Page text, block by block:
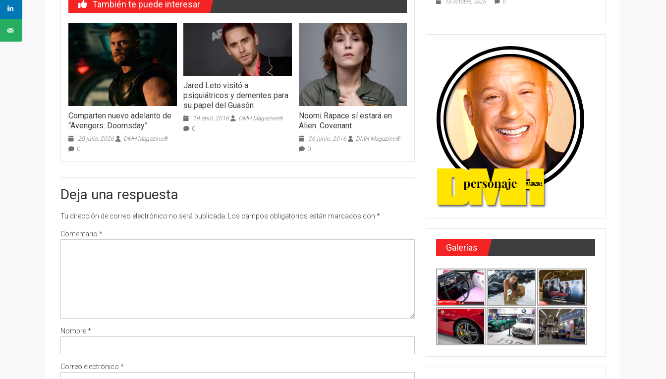
También te puede interesar
Comparten nuevo adelanto de
“Avengers: Doomsday”
20 julio, 2026
DMH Magazine®
0
Jared Leto visitó a
psiquiátricos y dementes para
su papel del Guasón
19 abril, 2016
DMH Magazine®
0
Noomi Rapace sí estará en
Alien: Covenant
26 junio, 2016
DMH Magazine®
0
Deja una respuesta
Tu dirección de correo electrónico no será publicada. Los campos obligatorios están marcados con *
Comentario *
Nombre*
Correo electrónico *
13 octubre, 2025 0
Galerías